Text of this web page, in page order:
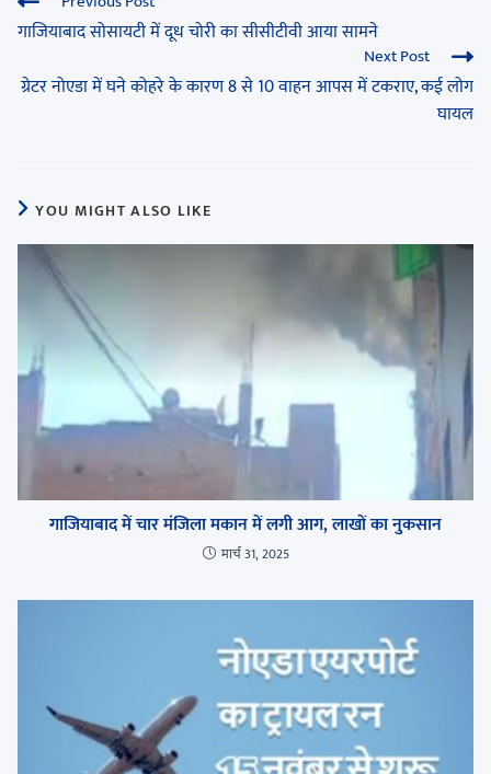
गाजियाबाद सोसायटी में दूध चोरी का सीसीटीवी आया सामने
Next Post
ग्रेटर नोएडा में घने कोहरे के कारण 8 से 10 वाहन आपस में टकराए, कई लोग
घायल
YOU MIGHT ALSO LIKE
गाजियाबाद में चार मंजिला मकान में लगी आग, लाखों का नुकसान
मार्च 31, 2025